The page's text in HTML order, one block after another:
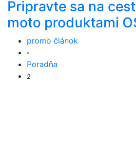
Pripravte sa na
moto produktami
promo článok
Poradňa
2